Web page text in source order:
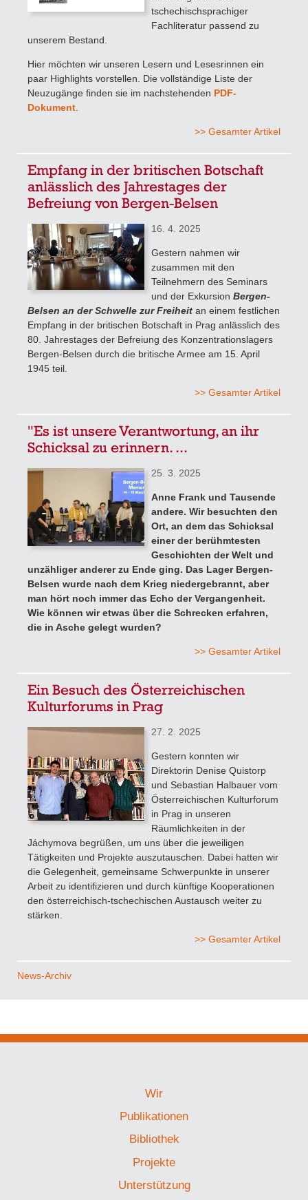
tschechischsprachiger
Fachliteratur passend zu
unserem Bestand.
Hier möchten wir unseren Lesern und Lesesrinnen ein
paar Highlights vorstellen. Die vollständige Liste der
Neuzugänge finden sie im nachstehenden PDF-
Dokument
>> Gesamter Artikel
Empfang in der britischen Botschaft
anlässlich des Jahrestages der
Befreiung von Bergen-Belsen
16. 4. 2025
Gestern nahmen wir
zusammen mit den
Teilnehmern des Seminars
und der Exkursion Bergen-
Belsen an der Schwelle zur Freiheit an einem festlichen
Empfang in der britischen Botschaft in Prag anlässlich des
80. Jahrestages der Befreiung des Konzentrationslagers
Bergen-Belsen durch die britische Armee am 15. April
1945 teil.
>> Gesamter Artikel
"Es ist unsere Verantwortung, an ihr
Schicksal zu erinnern. ...
25. 3. 2025
Anne Frank und Tausende
andere. Wir besuchten den
Ort, an dem das Schicksal
einer der berühmtesten
Geschichten der Welt und
unzähliger anderer zu Ende ging. Das Lager Bergen-
Belsen wurde nach dem Krieg niedergebrannt, aber
man hört noch immer das Echo der Vergangenheit.
Wie können wir etwas über die Schrecken erfahren,
die in Asche gelegt wurden?
>> Gesamter Artikel
Ein Besuch des Österreichischen
Kulturforums in Prag
27. 2. 2025
Gestern konnten wir
Direktorin Denise Quistorp
und Sebastian Halbauer vom
Österreichischen Kulturforum
in Prag in unseren
Räumlichkeiten in der
Jáchymova begrüßen, um uns über die jeweiligen
Tätigkeiten und Projekte auszutauschen. Dabei hatten wir
die Gelegenheit, gemeinsame Schwerpunkte in unserer
Arbeit zu identifizieren und durch künftige Kooperationen
den österreichisch-tschechischen Austausch weiter zu
stärken.
>> Gesamter Artikel
News-Archiv
Wir
Publikationen
Bibliothek
Projekte
Unterstützung